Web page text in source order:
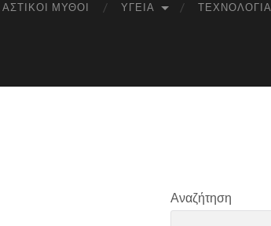
ΑΣΤΙΚΟΊ ΜΎΘΟΙ ΥΓΕΊΑ ΤΕΧΝΟΛΟΓΊΑ
Αναζήτηση